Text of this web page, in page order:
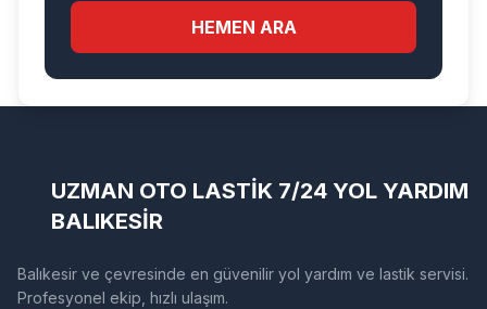
HEMEN ARA
UZMAN OTO LASTİK 7/24 YOL YARDIM
BALIKESİR
Balıkesir ve çevresinde en güvenilir yol yardım ve lastik servisi.
Profesyonel ekip, hızlı ulaşım.